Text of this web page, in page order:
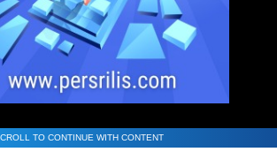
TO CONTINUE WITH CONTENT